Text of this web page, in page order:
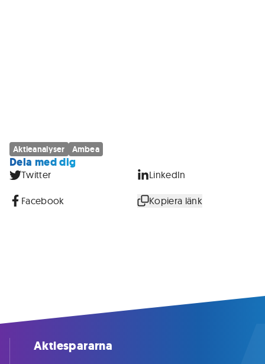
Aktieanalyser Ambea
Dela med dig
Twitter LinkedIn
Facebook Kopiera länk
Aktiespararna